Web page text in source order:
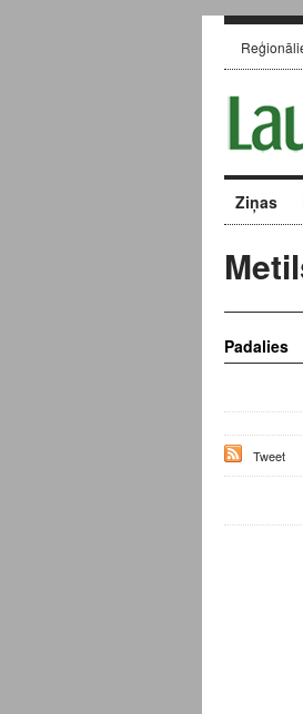
Ziņas
Padalies
Tweet